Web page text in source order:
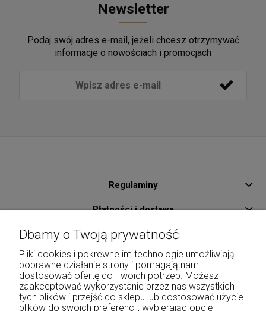
Newsletter
Podaj swój adres e-mail, jeżeli chcesz otrzymywać
informacje o nowościach i promocjach
Regulaminy
Płatności i dostawa
Pomoc
O Nas
Kontakt
Moje konto
Dbamy o Twoją prywatność
Pliki cookies i pokrewne im technologie umożliwiają
poprawne działanie strony i pomagają nam
dostosować ofertę do Twoich potrzeb. Możesz
zaakceptować wykorzystanie przez nas wszystkich
tych plików i przejść do sklepu lub dostosować użycie
plików do swoich preferencji, wybierając opcję